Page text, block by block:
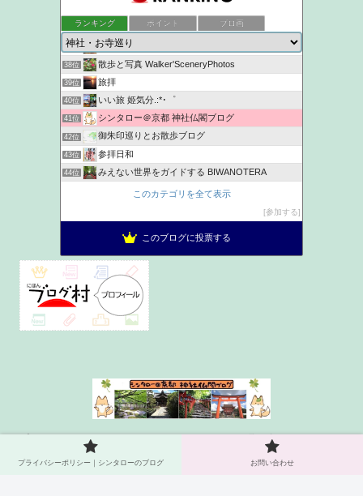
ランキング ポイント ブロ画
36位 京都観光なら京都散歩道
37位 NYANKICHI MAGATAMA
38位 散歩と写真 Walker'SceneryPhotos
39位 旅拝
40位 いい旅 姫気分.:*･゜
41位 シンタロー＠京都 神社仏閣ブログ
42位 御朱印巡りとお散歩ブログ
43位 参拝日和
44位 みえない世界をガイドする BIWANOTERA
神社ヲタク建築士が語る家族円満パワーチャージ神社浴
きものうた
このカテゴリを全て表示
参加する
このブログに投票する
プライバシーポリシー｜シンタ
ローのブログ
お問い合わせ
プライバシーポリシー｜シンタローのブログ お問い合わせ